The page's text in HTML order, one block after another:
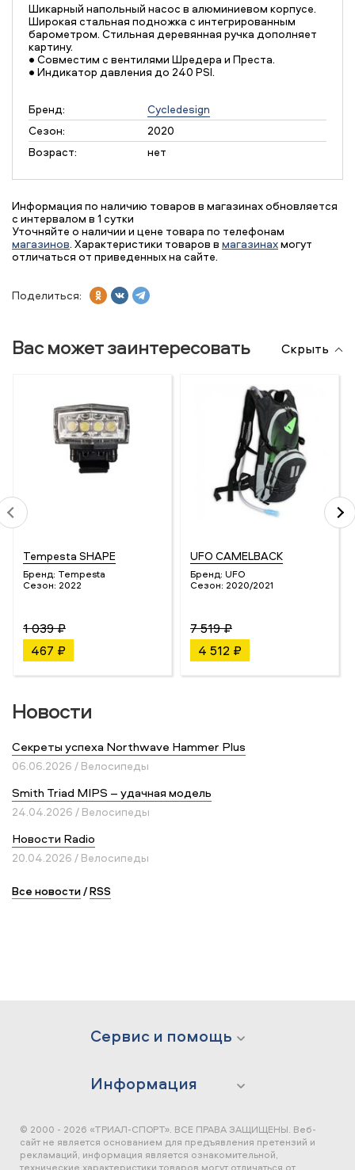
Шикарный напольный насос в алюминиевом корпусе.
Широкая стальная подножка с интегрированным
барометром. Стильная деревянная ручка дополняет
картину.
• Совместим с вентилями Шредера и Преста.
• Индикатор давления до 240 PSI.
Бренд:
Cycledesign
Сезон:
2020
Возраст:
нет
Информация по наличию товаров в магазинах обновляется
с интервалом в 1 сутки
Уточняйте о наличии и цене товара по телефонам
магазинов. Характеристики товаров в магазинахмогут
отличаться от приведенных на сайте.
Поделиться:
Вас может заинтересовать Скрыть
Tempesta SHAPE
Бренд: Tempesta
Сезон: 2022
1 039 ₽
467 ₽
UFO CAMELBACK
Бренд: UFO
Сезон: 2020/2021
7 519 ₽
4 512 ₽
Новости
Секреты успеха Northwave Hammer Plus
06.06.2026 / Велосипеды
Smith Triad MIPS – удачная модель
24.04.2026 / Велосипеды
Новости Radio
20.04.2026 / Велосипеды
Все новости/RSS
Сервис и помощь
Информация
© 2000 - 2026 «ТРИАЛ-СПОРТ». ВСЕ ПРАВА ЗАЩИЩЕНЫ. Веб-
сайт не является основанием для предъявления претензий и
рекламаций, информация является ознакомительной,